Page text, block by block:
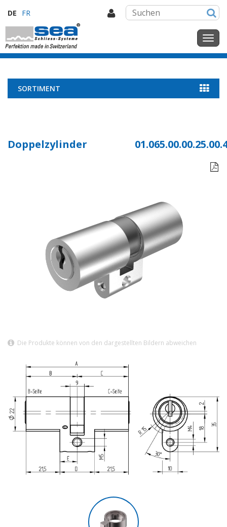
DE FR
SORTIMENT
Doppelzylinder

Die Produkte können von den dargestellten Bildern abweichen